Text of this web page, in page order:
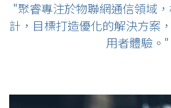
"聚睿專注於物聯網通信領域
計，目標打造優化的解決方案
用者體驗。"